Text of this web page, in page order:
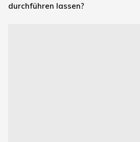
durchführen lassen?